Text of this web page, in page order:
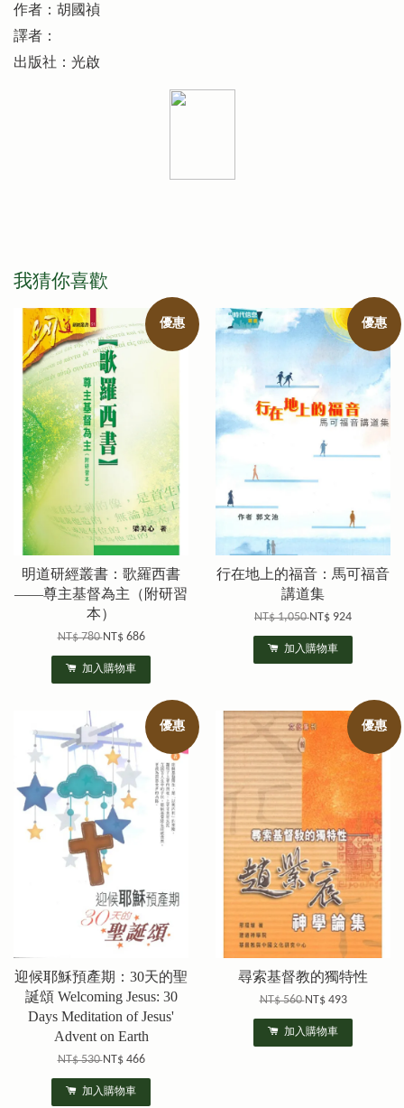
作者：胡國禎
譯者：
出版社：光啟
我猜你喜歡
優惠
明道研經叢書：歌羅西書
——尊主基督為主（附研習
本）
NT$ 780NT$ 686
加入購物車
優惠
行在地上的福音：馬可福音
講道集
NT$ 1,050NT$ 924
加入購物車
優惠
迎候耶穌預產期：30天的聖
誕頌 Welcoming Jesus: 30
Days Meditation of Jesus'
Advent on Earth
NT$ 530NT$ 466
加入購物車
優惠
尋索基督教的獨特性
NT$ 560NT$ 493
加入購物車